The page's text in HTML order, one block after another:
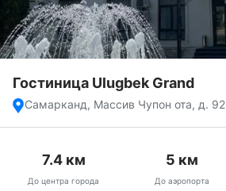
Гостиница Ulugbek Grand
Самарканд, Массив Чупон ота, д. 92
7.4км
До центра города
5 км
До аэропорта